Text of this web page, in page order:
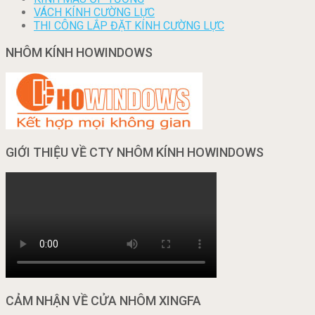
VÁCH KÍNH CƯỜNG LỰC
THI CÔNG LẮP ĐẶT KÍNH CƯỜNG LỰC
NHÔM KÍNH HOWINDOWS
GIỚI THIỆU VỀ CTY NHÔM KÍNH HOWINDOWS
CẢM NHẬN VỀ CỬA NHÔM XINGFA